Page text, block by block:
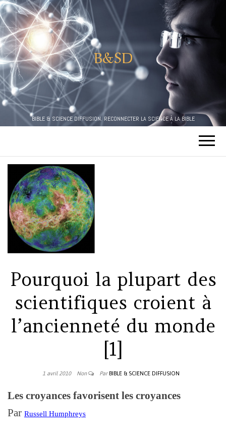
B&SD
BIBLE & SCIENCE DIFFUSION. RECONNECTER LA SCIENCE À LA BIBLE
Pourquoi la plupart des
scientifiques croient à
l’ancienneté du monde
[1]
1 avril 2010 Non Par BIBLE & SCIENCE DIFFUSION
Les croyances favorisent les croyances
Par Russell Humphreys